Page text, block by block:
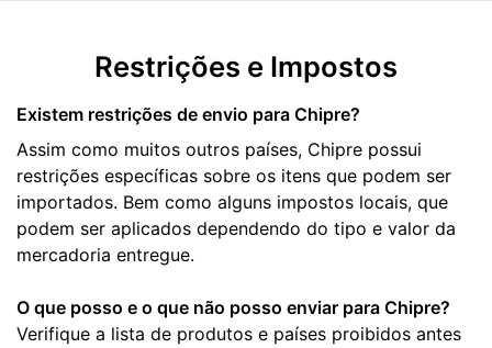
Restrições e Impostos
Existem restrições de envio para Chipre?
Assim como muitos outros países, Chipre possui
restrições específicas sobre os itens que podem ser
importados. Bem como alguns impostos locais, que
podem ser aplicados dependendo do tipo e valor da
mercadoria entregue.
O que posso e o que não posso enviar para Chipre?
Verifique a lista de produtos e países proibidos antes